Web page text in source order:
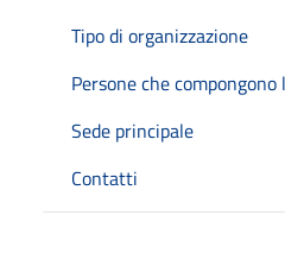
Tipo di organizzazione
Persone che
Sede principale
Contatti